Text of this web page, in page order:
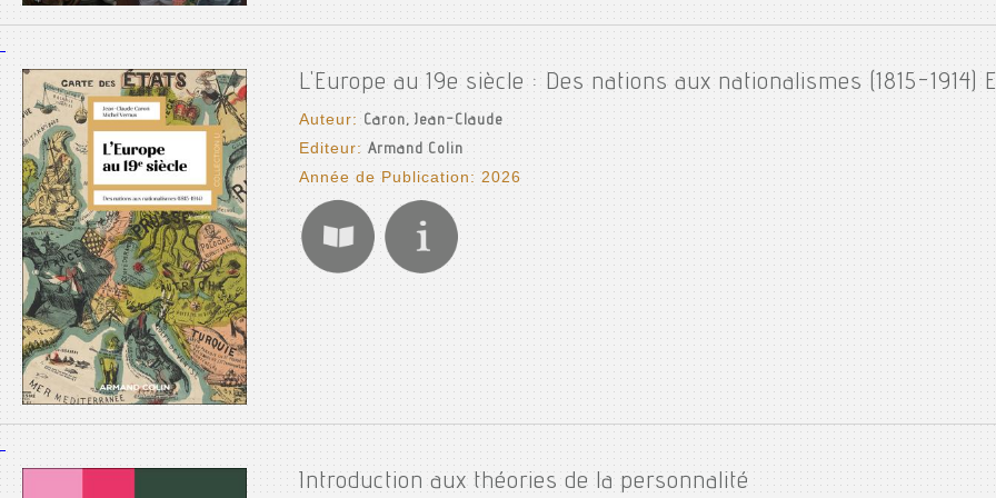
L'Europe au 19e siècle : Des nations aux nationalismes (1815-1914)
Auteur: Caron, Jean-Claude
Editeur:Armand Colin
Année de Publication: 2026
Introduction aux théories de la personnalité